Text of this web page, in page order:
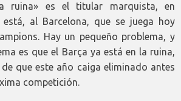
ruina» es el titular marquista, en
al Barcelona, que se juega hoy
Hay un pequeño problema, y
es que el Barça ya está en la ruina,
que este año caiga eliminado antes
competición.